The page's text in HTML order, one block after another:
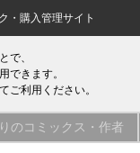
・購入管理サイト
で、
できます。
ご利用ください。
のコミックス・作者